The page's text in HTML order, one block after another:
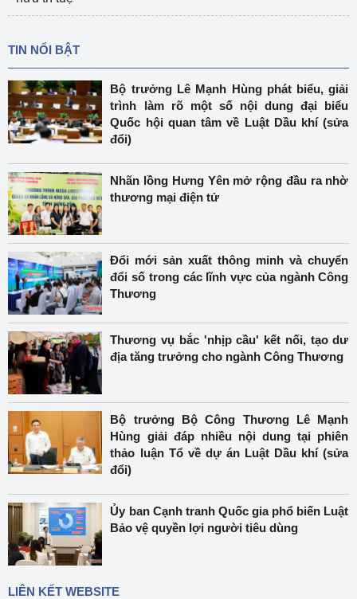
TIN NỔI BẬT
Bộ trưởng Lê Mạnh Hùng phát biểu, giải
trình làm rõ một số nội dung đại biểu
Quốc hội quan tâm về Luật Dầu khí (sửa
đổi)
Nhãn lồng Hưng Yên mở rộng đầu ra nhờ
thương mại điện tử
Đổi mới sản xuất thông minh và chuyển
đổi số trong các lĩnh vực của ngành Công
Thương
Thương vụ bắc 'nhịp cầu' kết nối, tạo dư
địa tăng trưởng cho ngành Công Thương
Bộ trưởng Bộ Công Thương Lê Mạnh
Hùng giải đáp nhiều nội dung tại phiên
thảo luận Tổ về dự án Luật Dầu khí (sửa
đổi)
Ủy ban Cạnh tranh Quốc gia phổ biến Luật
Bảo vệ quyền lợi người tiêu dùng
LIÊN KẾT WEBSITE